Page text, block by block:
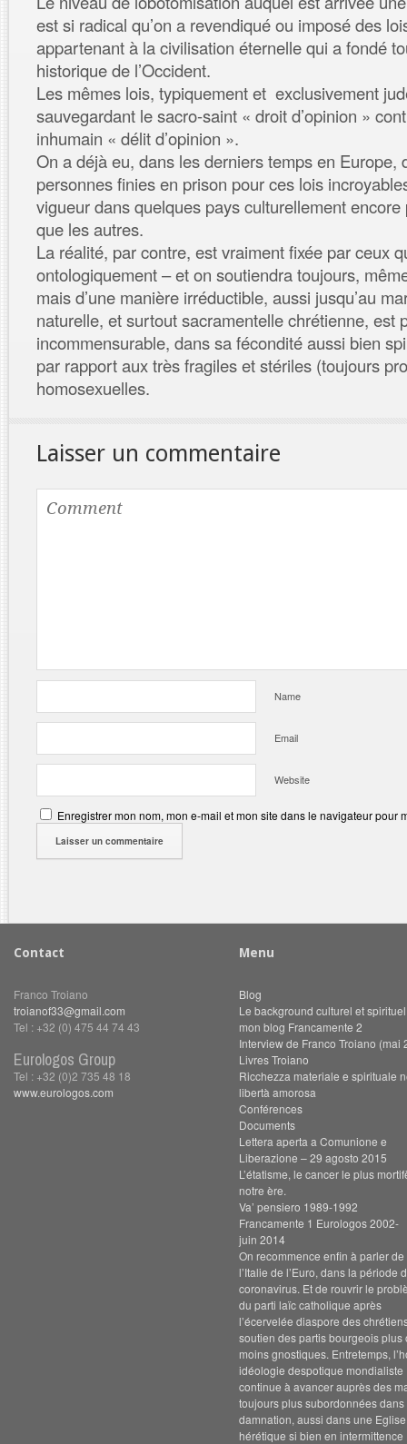
est si radical qu’on a revendiqué ou imposé des
appartenant à la civilisation éternelle qui a fondé
historique de l’Occident.
Les mêmes lois, typiquement et exclusivement
sauvegardant le sacro-saint « droit d’opinion »
inhumain « délit d’opinion ».
On a déjà eu, dans les derniers temps en Europe,
personnes finies en prison pour ces lois
vigueur dans quelques pays culturellement
que les autres.
La réalité, par contre, est vraiment fixée par ceux
ontologiquement – et on soutiendra toujours,
mais d’une manière irréductible, aussi jusqu’au
naturelle, et surtout sacramentelle chrétienne, est
incommensurable, dans sa fécondité aussi bien
par rapport aux très fragiles et stériles (toujours
homosexuelles.
Laisser un commentaire
Name
Email
Website
Enregistrer mon nom, mon e-mail et mon site dans le navigateur pour
Contact
Franco Troiano
troianof33@gmail.com
Tel : +32 (0) 475 44 74 43
Eurologos Group
Tel : +32 (0)2 735 48 18
www.eurologos.com
Menu
Blog
Le background culturel et
mon blog Francamente 2
Interview de Franco Troiano (mai
Livres Troiano
Ricchezza materiale e spirituale
libertà amorosa
Conférences
Documents
Lettera aperta a Comunione e
Liberazione – 29 agosto 2015
L’étatisme, le cancer le plus
notre ère.
Va’ pensiero 1989-1992
Francamente 1 Eurologos 2002-
juin 2014
On recommence enfin à parler de
l’Italie de l’Euro, dans la période
coronavirus. Et de rouvrir le
du parti laïc catholique après
l’écervelée diaspore des
soutien des partis bourgeois plus
moins gnostiques. Entretemps,
idéologie despotique mondialiste
continue à avancer auprès des
toujours plus subordonnées dans
damnation, aussi dans une Eglise
hérétique si bien en intermittence